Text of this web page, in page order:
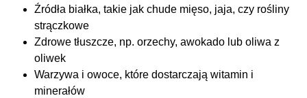
Źródła białka, takie jak chude mięso, jaja, czy rośliny
strączkowe
Zdrowe tłuszcze, np. orzechy, awokado lub oliwa z
oliwek
Warzywa i owoce, które dostarczają witamin i
minerałów